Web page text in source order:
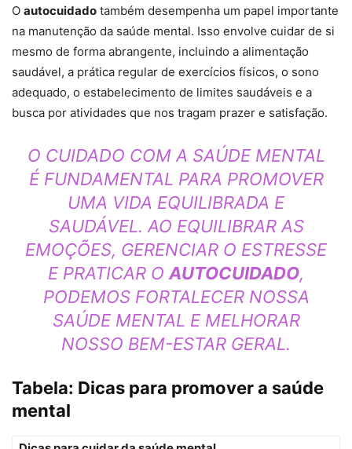
O autocuidado também desempenha um papel importante
na manutenção da saúde mental. Isso envolve cuidar de si
mesmo de forma abrangente, incluindo a alimentação
saudável, a prática regular de exercícios físicos, o sono
adequado, o estabelecimento de limites saudáveis e a
busca por atividades que nos tragam prazer e satisfação.
O CUIDADO COM A SAÚDE MENTAL
É FUNDAMENTAL PARA PROMOVER
UMA VIDA EQUILIBRADA E
SAUDÁVEL. AO EQUILIBRAR AS
EMOÇÕES, GERENCIAR O ESTRESSE
E PRATICAR OAUTOCUIDADO,
PODEMOS FORTALECER NOSSA
SAÚDE MENTAL E MELHORAR
NOSSO BEM-ESTAR GERAL.
Tabela: Dicas para promover a saúde
mental